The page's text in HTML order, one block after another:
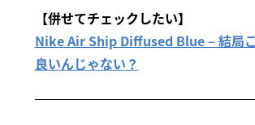
【併せてチェックしたい】
Nike Air Ship Diffused Blue – 結局
良いんじゃない？